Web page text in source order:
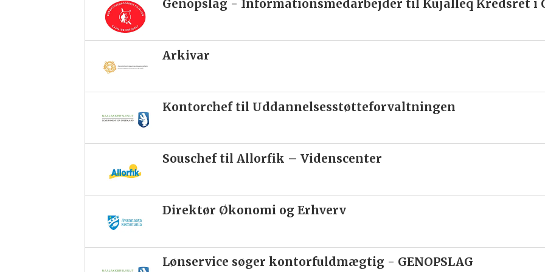
Genopslag - Informationsmedarbejder til Kujalleq Kredsret i
Arkivar
Kontorchef til Uddannelsesstøtteforvaltningen
Souschef til Allorfik – Videnscenter
Direktør Økonomi og Erhverv
Lønservice søger kontorfuldmægtig - GENOPSLAG